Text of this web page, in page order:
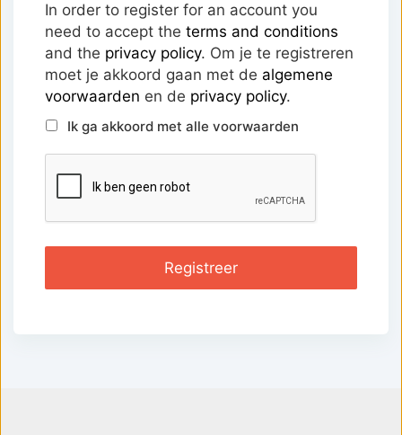
In order to register for an account you
need to accept the terms and conditions
and the privacy policy. Om je te registreren
moet je akkoord gaan met de algemene
voorwaarden en de privacy policy.
Ik ga akkoord met alle voorwaarden
Registreer